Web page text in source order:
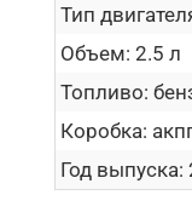
Тип
Объем: 2.5 л
Топливо:
Коробка:
Год выпуска: